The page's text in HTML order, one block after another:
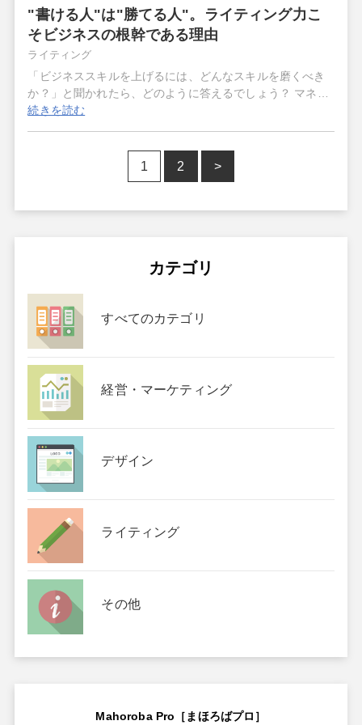
"書ける人"は"勝てる人"。ライティング力こ
そビジネスの根幹である理由
ライティング
「ビジネススキルを上げるには、どんなスキルを磨くべき
か？」と聞かれたら、どのように答えるでしょう？ マネ…
続きを読む
1 2 >
カテゴリ
すべてのカテゴリ
経営・マーケティング
デザイン
ライティング
その他
Mahoroba Pro［まほろばプロ］